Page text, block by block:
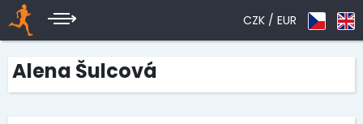
CZK / EUR
Alena Šulcová